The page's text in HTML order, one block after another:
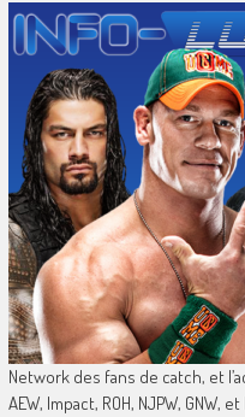
Network des fans de catch, et
AEW, Impact, ROH, NJPW,